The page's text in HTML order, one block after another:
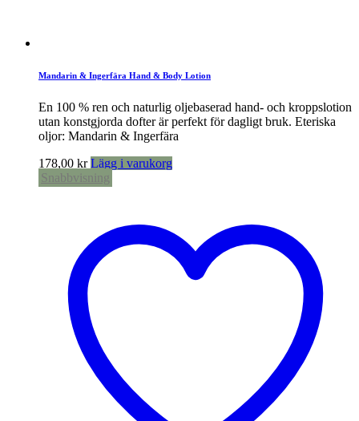
Mandarin & Ingerfära Hand & Body Lotion
En 100 % ren och naturlig oljebaserad hand- och kroppslotion
utan konstgjorda dofter är perfekt för dagligt bruk. Eteriska
oljor: Mandarin & Ingerfära
178,00 kr Lägg i varukorg
Snabbvisning